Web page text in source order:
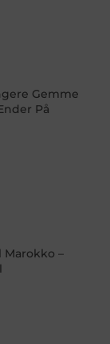
Gemme
På
–